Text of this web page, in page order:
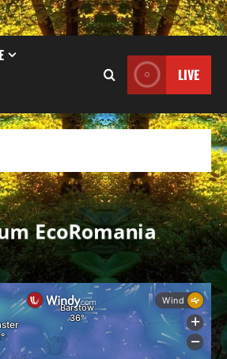
LIVE
EcoRomania